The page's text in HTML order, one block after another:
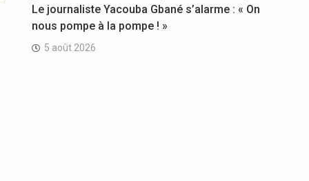
Le journaliste Yacouba Gbané s’alarme : « On
nous pompe à la pompe ! »
5 août 2026